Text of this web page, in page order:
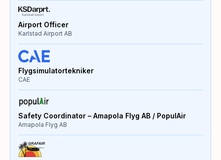
Airport Officer
Karlstad Airport AB
Flygsimulatortekniker
CAE
Safety Coordinator – Amapola Flyg AB / PopulAir
Amapola Flyg AB